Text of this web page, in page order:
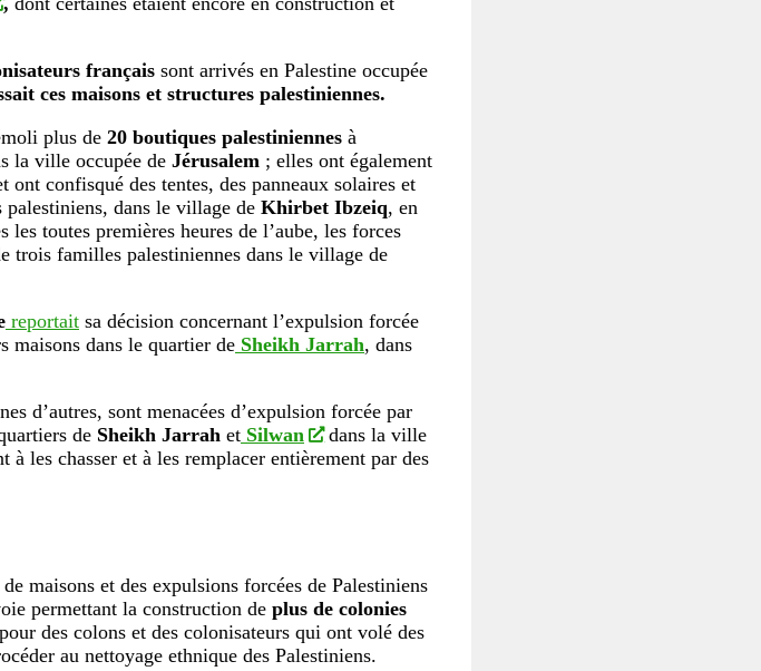
français sont arrivés en Palestine occupée
ces maisons et structures palestiniennes.
plus de 20 boutiques palestiniennes à
la ville occupée de Jérusalem ; elles ont également
confisqué des tentes, des panneaux solaires et
palestiniens, dans le village de Khirbet Ibzeiq, en
les toutes premières heures de l’aube, les forces
trois familles palestiniennes dans le village de
reportait sa décision concernant l’expulsion forcée
maisons dans le quartier de Sheikh Jarrah, dans
d’autres, sont menacées d’expulsion forcée par
de Sheikh Jarrah et Silwan
dans la ville
à les chasser et à les remplacer entièrement par des
maisons et des expulsions forcées de Palestiniens
permettant la construction de plus de colonies
des colons et des colonisateurs qui ont volé des
au nettoyage ethnique des Palestiniens.